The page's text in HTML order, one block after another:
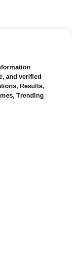
and verified
Results,
Trending